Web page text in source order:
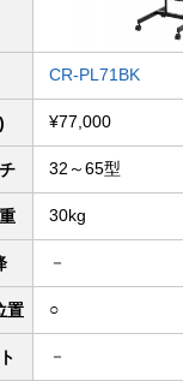
CR-PL71BK
¥77,000
32～65型
30kg
－
置 ○
－